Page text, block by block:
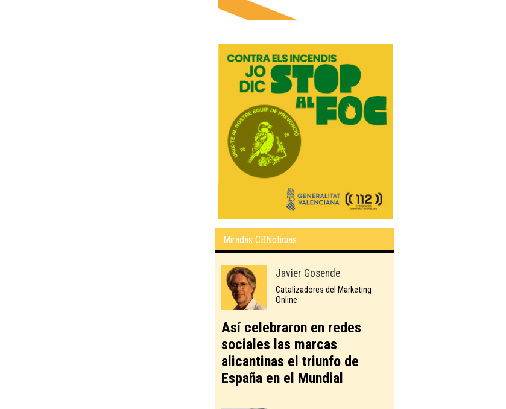
Miradas CBNoticias
Javier Gosende
Catalizadores del Marketing
Online
Así celebraron en redes
sociales las marcas
alicantinas el triunfo de
España en el Mundial